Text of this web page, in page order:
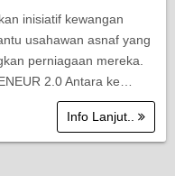
inisiatif kewangan
usahawan asnaf yang
perniagaan mereka.
2.0 Antara ke…
Info Lanjut..